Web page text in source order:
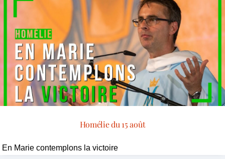
Homélie du 15 août
En Marie contemplons la victoire